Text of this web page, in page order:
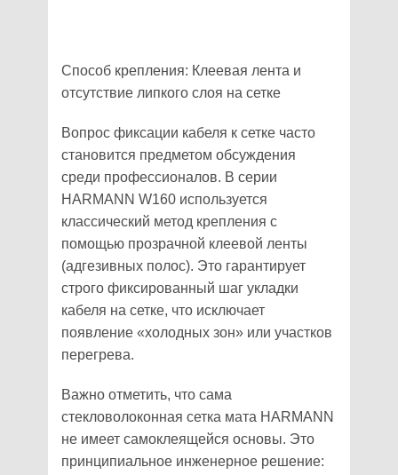
Способ крепления: Клеевая лента и
отсутствие липкого слоя на сетке
Вопрос фиксации кабеля к сетке часто
становится предметом обсуждения
среди профессионалов. В серии
HARMANN W160 используется
классический метод крепления с
помощью прозрачной клеевой ленты
(адгезивных полос). Это гарантирует
строго фиксированный шаг укладки
кабеля на сетке, что исключает
появление «холодных зон» или участков
перегрева.
Важно отметить, что сама
стекловолоконная сетка мата HARMANN
не имеет самоклеящейся основы. Это
принципиальное инженерное решение: